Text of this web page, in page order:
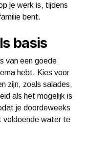
je werk is, tijdens
bent.
basis
van een goede
hebt. Kies voor
zijn, zoals salades,
als het mogelijk is
je doordeweeks
voldoende water te